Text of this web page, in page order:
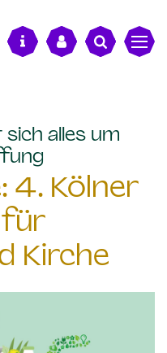
alles um
4. Kölner
für
Kirche